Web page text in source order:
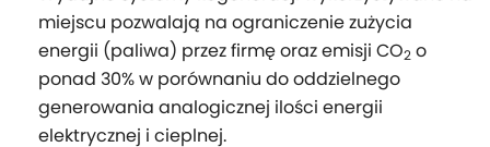
miejscu pozwalają na ograniczenie zużycia
energii (paliwa) przez firmę oraz emisji CO2 o
ponad 30% w porównaniu do oddzielnego
generowania analogicznej ilości energii
elektrycznej i cieplnej.